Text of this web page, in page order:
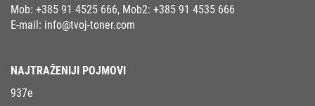
Mob: +385 91 4525 666, Mob2: +385 91 4535 666
E-mail: info@tvoj-toner.com
NAJTRAŽENIJI POJMOVI
937e